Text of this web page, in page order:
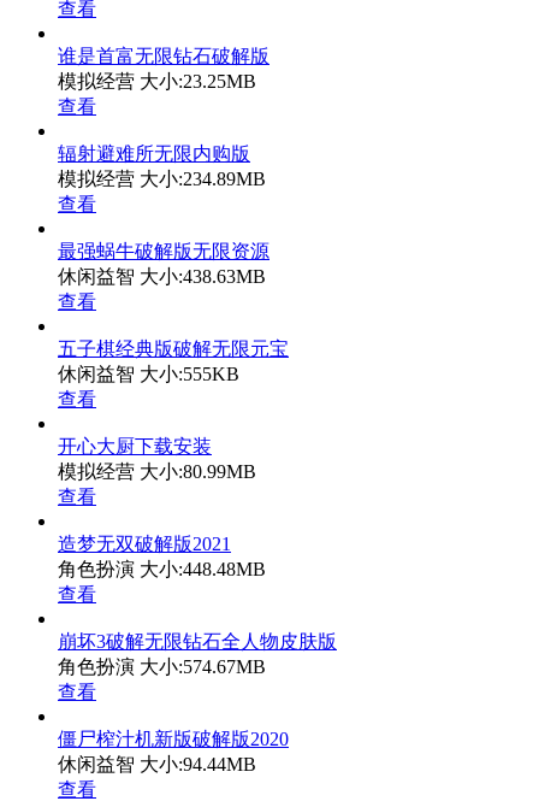
查看
谁是首富无限钻石破解版
模拟经营 大小:23.25MB
查看
辐射避难所无限内购版
模拟经营 大小:234.89MB
查看
最强蜗牛破解版无限资源
休闲益智 大小:438.63MB
查看
五子棋经典版破解无限元宝
休闲益智 大小:555KB
查看
开心大厨下载安装
模拟经营 大小:80.99MB
查看
造梦无双破解版2021
角色扮演 大小:448.48MB
查看
崩坏3破解无限钻石全人物皮肤版
角色扮演 大小:574.67MB
查看
僵尸榨汁机新版破解版2020
休闲益智 大小:94.44MB
查看